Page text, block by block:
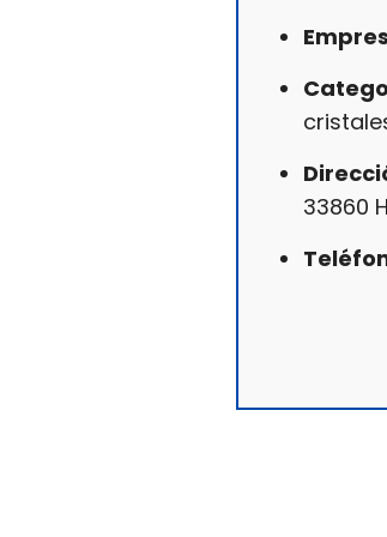
33860